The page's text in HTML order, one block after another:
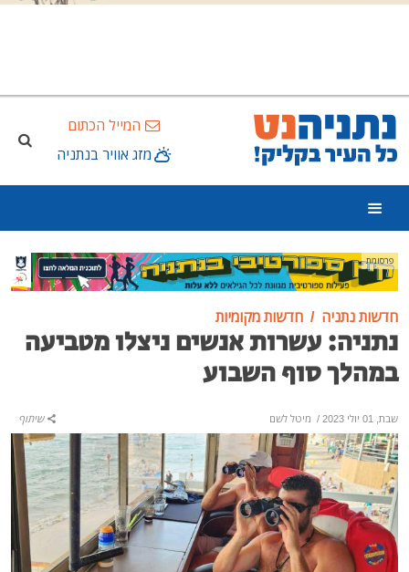
המייל הכתום
מזג אוויר בנתניה
פרסומת
חדשות נתניה חדשות מקומיות
נתניה: עשרות אנשים ניצלו מטביעה
במהלך סוף השבוע
שבת, 01 יולי 2023 / מיטל לשם שיתוף